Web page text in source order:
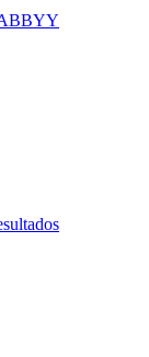
ABBYY